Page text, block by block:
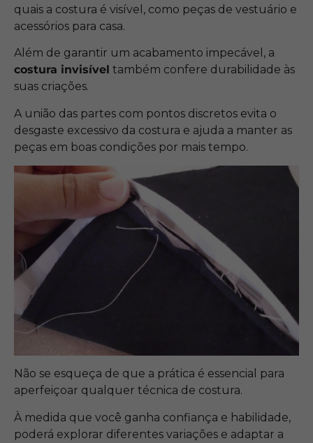
quais a costura é visível, como peças de vestuário e
acessórios para casa.
Além de garantir um acabamento impecável, a
costura invisível também confere durabilidade às
suas criações.
A união das partes com pontos discretos evita o
desgaste excessivo da costura e ajuda a manter as
peças em boas condições por mais tempo.
Não se esqueça de que a prática é essencial para
aperfeiçoar qualquer técnica de costura.
À medida que você ganha confiança e habilidade,
poderá explorar diferentes variações e adaptar a